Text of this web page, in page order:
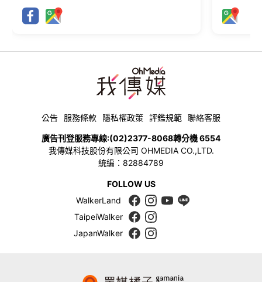
公告 服務條款 隱私權政策 評鑑規範 聯絡客服
廣告刊登服務專線:(02)2377-8068轉分機 6554
我傳媒科技股份有限公司 OHMEDIA CO.,LTD.
統編：82884789
FOLLOW US
WalkerLand
TaipeiWalker
JapanWalker